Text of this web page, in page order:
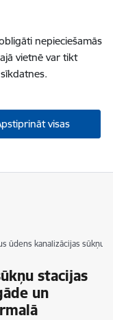
nepieciešamās
vietnē var tikt
visas
ūdens kanalizācijas sūkņu
stacijas
un